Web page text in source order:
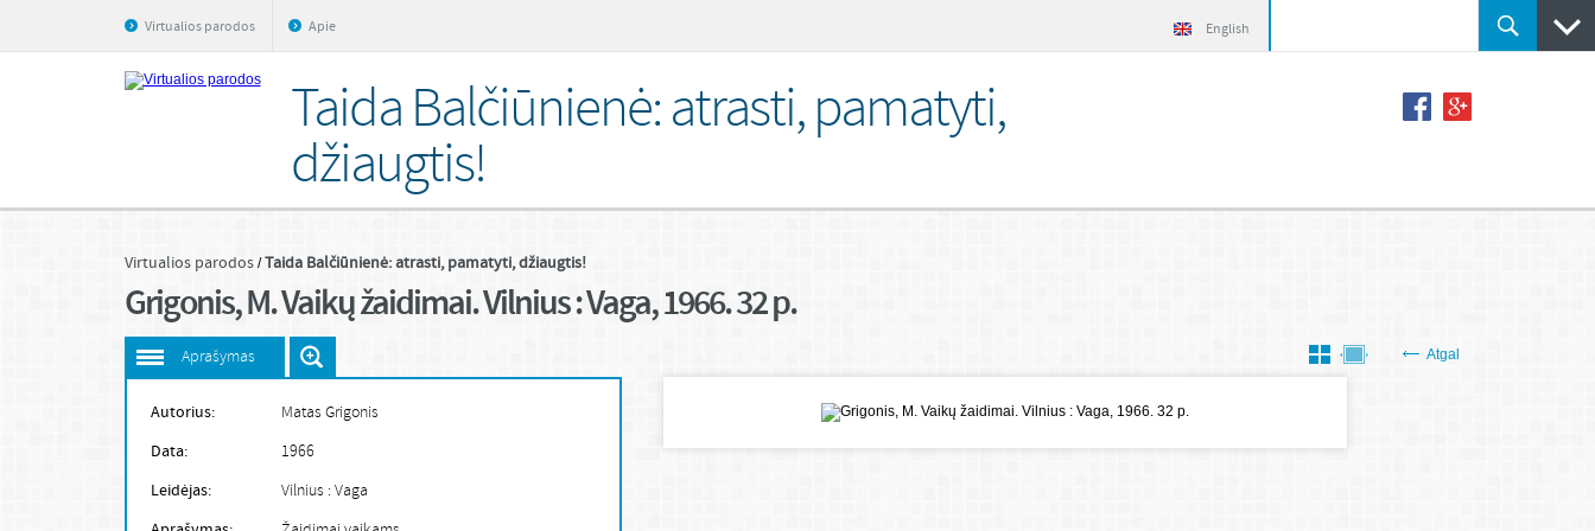
English
Virtualios parodos Apie
Taida Balčiūnienė: atrasti, pamatyti,
džiaugtis!
Virtualios parodos Taida Balčiūnienė: atrasti, pamatyti, džiaugtis!
Grigonis, M. Vaikų žaidimai. Vilnius : Vaga, 1966. 32 p.
Aprašymas Atgal
Autorius: Matas Grigonis
Data: 1966
Leidėjas: Vilnius : Vaga